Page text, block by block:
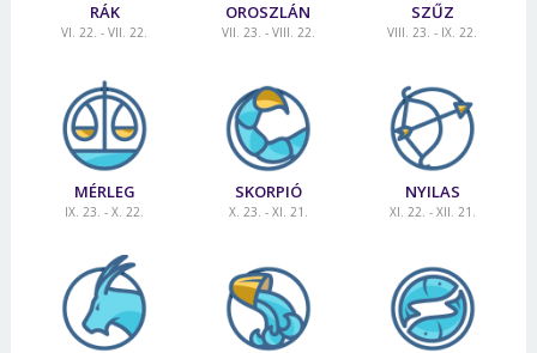
RÁK
VI. 22. - VII. 22.
OROSZLÁN
VII. 23. - VIII. 22.
SZŰZ
VIII. 23. - IX. 22.
MÉRLEG
IX. 23. - X. 22.
SKORPIÓ
X. 23. - XI. 21.
NYILAS
XI. 22. - XII. 21.